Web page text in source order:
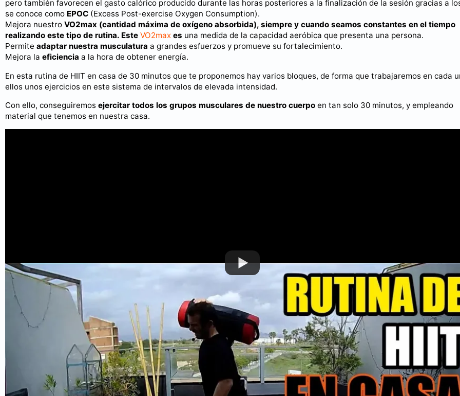
pero también favorecen el gasto calórico producido durante las horas posteriores a la finalización de la sesión gracias a
se conoce como EPOC (Excess Post-exercise Oxygen Consumption).
Mejora nuestro VO2max (cantidad máxima de oxígeno absorbida), siempre y cuando seamos constantes en el tiempo
realizando este tipo de rutina. Este VO2max es una medida de la capacidad aeróbica que presenta una persona.
Permite adaptar nuestra musculatura a grandes esfuerzos y promueve su fortalecimiento.
Mejora la eficiencia a la hora de obtener energía.
En esta rutina de HIIT en casa de 30 minutos que te proponemos hay varios bloques, de forma que trabajaremos en cada
ellos unos ejercicios en este sistema de intervalos de elevada intensidad.
Con ello, conseguiremos ejercitar todos los grupos musculares de nuestro cuerpo en tan solo 30 minutos, y empleando
material que tenemos en nuestra casa.